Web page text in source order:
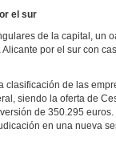
el sur
de la capital, un
por el sur con
clasificación de las
siendo la oferta de
de 350.295
en una nueva